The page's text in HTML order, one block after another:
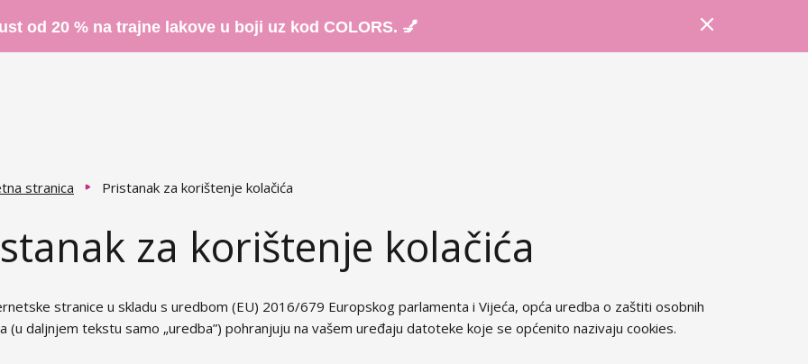
od 20 % na trajne lakove u boji uz kod COLORS. 💅
stranica Pristanak za korištenje kolačića
za korištenje kolačića
stranice u skladu s uredbom (EU) 2016/679 Europskog parlamenta i Vijeća, opća uredba o zaštiti osobnih
(u daljnjem tekstu samo „uredba”) pohranjuju na vašem uređaju datoteke koje se općenito nazivaju cookies.